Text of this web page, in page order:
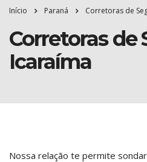
Início Paraná Corretoras de
Corretoras de
Icaraíma
Nossa relação te permite